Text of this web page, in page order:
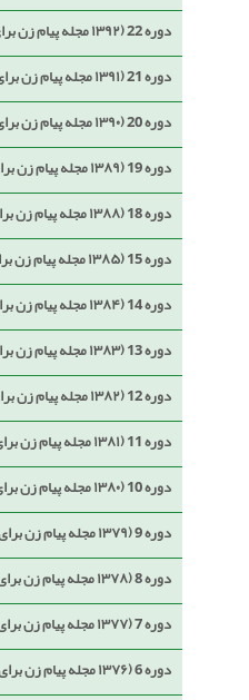
دوره 22 (۱۳۹۲ مجله پیام زن برای بانوان)
دوره 21 (۱۳۹۱ مجله پیام زن برای بانوان)
دوره 20 (۱۳۹۰ مجله پیام زن برای بانوان)
دوره 19 (۱۳۸۹ مجله پیام زن برای بانوان)
دوره 18 (۱۳۸۸ مجله پیام زن برای بانوان)
دوره 15 (۱۳۸۵ مجله پیام زن برای بانوان)
دوره 14 (۱۳۸۴ مجله پیام زن برای بانوان)
دوره 13 (۱۳۸۳ مجله پیام زن برای بانوان)
دوره 12 (۱۳۸۲ مجله پیام زن برای بانوان)
دوره 11 (۱۳۸۱ مجله پیام زن برای بانوان)
دوره 10 (۱۳۸۰ مجله پیام زن برای بانوان)
دوره 9 (۱۳۷۹ مجله پیام زن برای بانوان)
دوره 8 (۱۳۷۸ مجله پیام زن برای بانوان)
دوره 7 (۱۳۷۷ مجله پیام زن برای بانوان)
دوره 6 (۱۳۷۶ مجله پیام زن برای بانوان)